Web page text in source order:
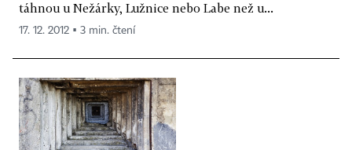
táhnou u Nežárky, Lužnice nebo Labe než u...
17. 12. 2012 ▪ 3 min. čtení